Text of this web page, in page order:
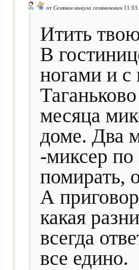
от Селянин микула селянинович
Итить
В
ногами и с
месяца
доме. Два
-миксер
помирать,
А
какая
всегда
все едино.